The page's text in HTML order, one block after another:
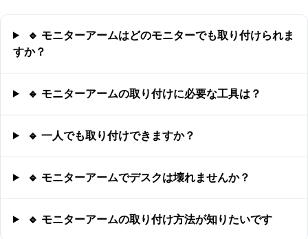
🔹 モニターアームはどのモニターでも取り付けられま
すか？
🔹 モニターアームの取り付けに必要な工具は？
🔹 一人でも取り付けできますか？
🔹 モニターアームでデスクは壊れませんか？
🔹 モニターアームの取り付け方法が知りたいです